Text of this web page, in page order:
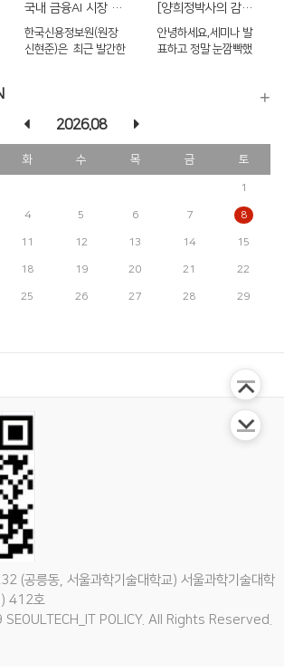
국내 금융AI 시장 2026년까지 연평균 38.2% 성장 전망
한국신용정보원(원장
신현준)은 최근 발간한
2026년까지 연평균
38.2% 성장할 것으로
전망하였습니다.<출처
1c59-4033-8678-
[양희정박사의 감사의 글] 연구실 여러분들 모두 힘내세요!
안녕하세요,세미나 발
표하고 정말 눈깜빡했
파일을 정리해서 샘플
로 올려 드립니다. 좀더
다.(2) 선행연구 잘하
에 진심'젬병'이라 시간
계획에 따르지 않아서,
르게 하면남는 것이 없
어서 또찾고 또정리하
고 또보느라 오히려 시
간은 몇배가 소요되는
것 같습니다.결국, 가장
야 한다는 사실입니
다. * 연도,저자,제목,
수,종속변수,매개/조절
2026.08
화 수 목 금 토
1
4 5 6 7 8
11 12 13 14 15
18 19 20 21 22
25 26 27 28 29
(공릉동, 서울과학기술대학교) 서울과학기술대학
) 412호
POLICY. All Rights Reserved.